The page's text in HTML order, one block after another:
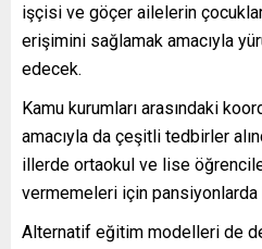
işçisi ve göçer ailelerin
erişimini sağlamak amacıyla
edecek.
Kamu kurumları arasındaki
amacıyla da çeşitli tedbirler
illerde ortaokul ve lise
vermemeleri için pansiyonlarda
Alternatif eğitim modelleri de